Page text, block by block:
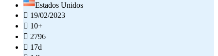
Estados Unidos
 19/02/2023
 10+
 2796
 17d